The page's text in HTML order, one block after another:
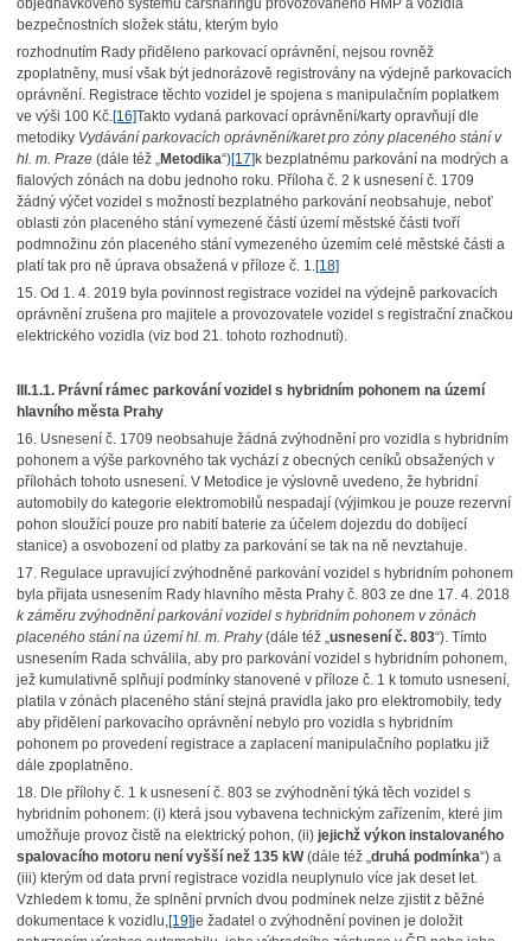
objednávkového systému carsharingu provozovaného HMP a vozidla
bezpečnostních složek státu, kterým bylo
rozhodnutím Rady přiděleno parkovací oprávnění, nejsou rovněž
zpoplatněny, musí však být jednorázově registrovány na výdejně parkovacích
oprávnění. Registrace těchto vozidel je spojena s manipulačním poplatkem
ve výši 100 Kč.[16]Takto vydaná parkovací oprávnění/karty opravňují dle
metodiky Vydávání parkovacích oprávnění/karet pro zóny placeného stání v
hl. m. Praze (dále též „Metodika“)[17] k bezplatnému parkování na modrých a
fialových zónách na dobu jednoho roku. Příloha č. 2 k usnesení č. 1709
žádný výčet vozidel s možností bezplatného parkování neobsahuje, neboť
oblasti zón placeného stání vymezené částí území městské části tvoří
podmnožinu zón placeného stání vymezeného územím celé městské části a
platí tak pro ně úprava obsažená v příloze č. 1.[18]
15. Od 1. 4. 2019 byla povinnost registrace vozidel na výdejně parkovacích
oprávnění zrušena pro majitele a provozovatele vozidel s registrační značkou
elektrického vozidla (viz bod 21. tohoto rozhodnutí).
III.1.1. Právní rámec parkování vozidel s hybridním pohonem na území
hlavního města Prahy
16. Usnesení č. 1709 neobsahuje žádná zvýhodnění pro vozidla s hybridním
pohonem a výše parkovného tak vychází z obecných ceníků obsažených v
přílohách tohoto usnesení. V Metodice je výslovně uvedeno, že hybridní
automobily do kategorie elektromobilů nespadají (výjimkou je pouze rezervní
pohon sloužící pouze pro nabití baterie za účelem dojezdu do dobíjecí
stanice) a osvobození od platby za parkování se tak na ně nevztahuje.
17. Regulace upravující zvýhodněné parkování vozidel s hybridním pohonem
byla přijata usnesením Rady hlavního města Prahy č. 803 ze dne 17. 4. 2018
k záměru zvýhodnění parkování vozidel s hybridním pohonem v zónách
placeného stání na území hl. m. Prahy(dále též „usnesení č. 803“). Tímto
usnesením Rada schválila, aby pro parkování vozidel s hybridním pohonem,
jež kumulativně splňují podmínky stanovené v příloze č. 1 k tomuto usnesení,
platila v zónách placeného stání stejná pravidla jako pro elektromobily, tedy
aby přidělení parkovacího oprávnění nebylo pro vozidla s hybridním
pohonem po provedení registrace a zaplacení manipulačního poplatku již
dále zpoplatněno.
18. Dle přílohy č. 1 k usnesení č. 803 se zvýhodnění týká těch vozidel s
hybridním pohonem: (i) která jsou vybavena technickým zařízením, které jim
umožňuje provoz čistě na elektrický pohon, (ii) jejichž výkon instalovaného
spalovacího motoru není vyšší než 135 kW(dále též „druhá podmínka“) a
(iii) kterým od data první registrace vozidla neuplynulo více jak deset let.
Vzhledem k tomu, že splnění prvních dvou podmínek nelze zjistit z běžné
dokumentace k vozidlu,[19]je žadatel o zvýhodnění povinen je doložit